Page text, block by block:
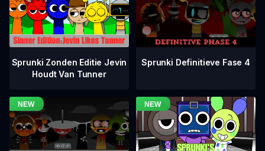
Sprunki Zonden Editie Jevin
Houdt Van Tunner
Sprunki Definitieve Fase 4